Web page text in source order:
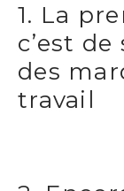
1. La
c’est
des
travail